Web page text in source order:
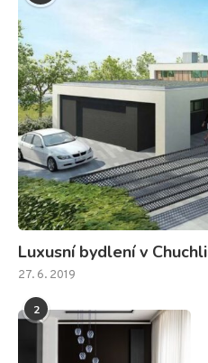
Luxusní bydlení v Chuchli
27. 6. 2019
2